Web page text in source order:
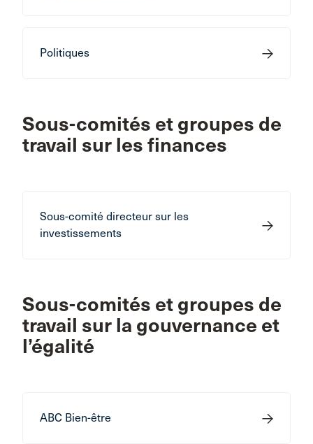
Politiques
Sous-comités et groupes de
travail sur les finances
Sous-comité directeur sur les
investissements
Sous-comités et groupes de
travail sur la gouvernance et
l’égalité
ABC Bien-être